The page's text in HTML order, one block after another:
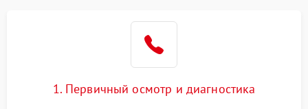
1700 ₽
Ошибки в работе
оперативной памяти
1500 ₽ Подробнее →
1. Первичный осмотр и диагностика